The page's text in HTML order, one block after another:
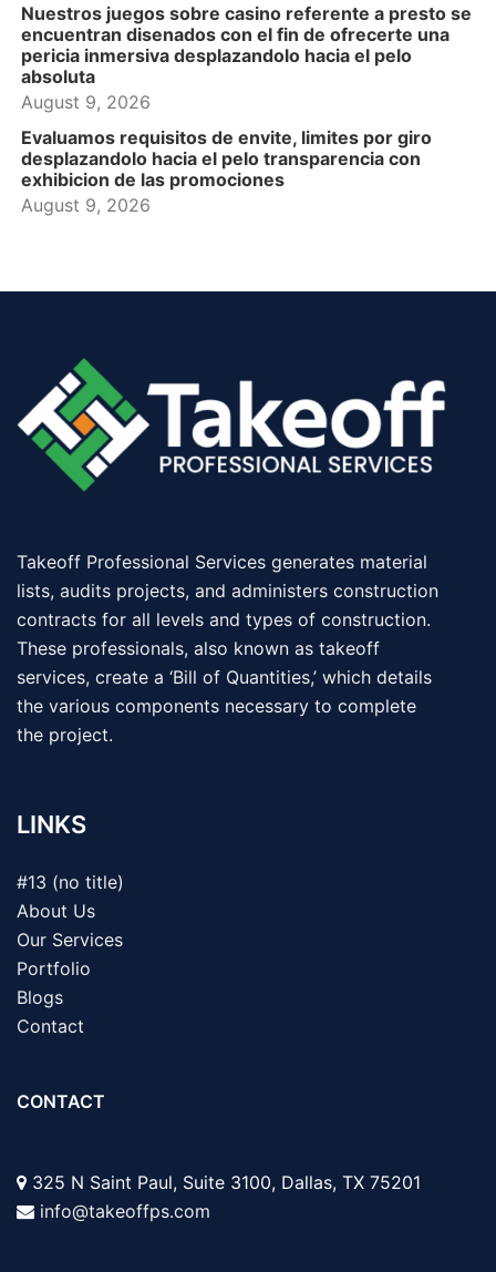
Nuestros juegos sobre casino referente a presto se
encuentran disenados con el fin de ofrecerte una
pericia inmersiva desplazandolo hacia el pelo
absoluta
August 9, 2026
Evaluamos requisitos de envite, limites por giro
desplazandolo hacia el pelo transparencia con
exhibicion de las promociones
August 9, 2026
Takeoff Professional Services generates material
lists, audits projects, and administers construction
contracts for all levels and types of construction.
These professionals, also known as takeoff
services, create a ‘Bill of Quantities,’ which details
the various components necessary to complete
the project.
LINKS
#13 (no title)
About Us
Our Services
Portfolio
Blogs
Contact
CONTACT
325 N Saint Paul, Suite 3100, Dallas, TX 75201
info@takeoffps.com